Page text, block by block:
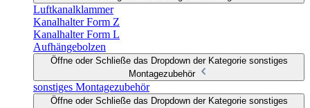
Luftkanalklammer
Kanalhalter Form Z
Kanalhalter Form L
Aufhängebolzen
Öffne oder Schließe das Dropdown der Kategorie sonstiges
Montagezubehör
sonstiges Montagezubehör
Öffne oder Schließe das Dropdown der Kategorie sonstiges